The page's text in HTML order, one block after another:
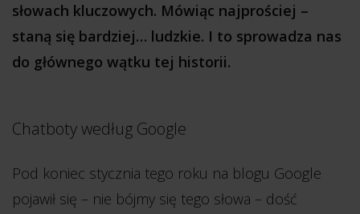
słowach kluczowych. Mówiąc najprościej –
staną się bardziej… ludzkie. I to sprowadza nas
do głównego wątku tej historii.
Chatboty według Google
Pod koniec stycznia tego roku na blogu Google
pojawił się – nie bójmy się tego słowa – dość